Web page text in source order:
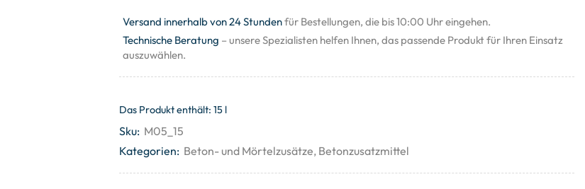
Versand innerhalb von 24 Stundenfür Bestellungen, die bis 10:00 Uhr eingehen.
Technische Beratung – unsere Spezialisten helfen Ihnen, das passende Produkt für Ihren Einsatz
auszuwählen.
Das Produkt enthält: 15 l
Sku: M05_15
Kategorien: Beton- und Mörtelzusätze, Betonzusatzmittel